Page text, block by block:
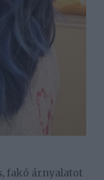
fakó árnyalatot